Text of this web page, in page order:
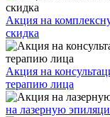
Акция на
скидка
Акция на
терапию лица
на лазерную